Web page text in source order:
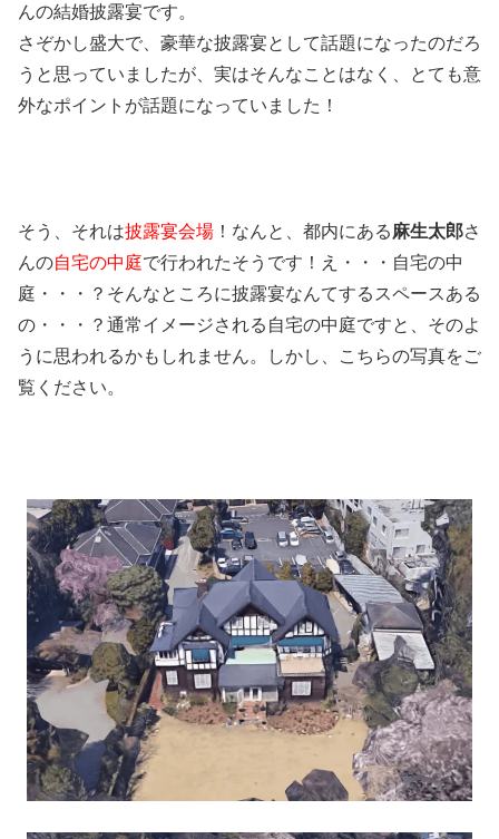
んの結婚披露宴です。
さぞかし盛大で、豪華な披露宴として話題になったのだろ
うと思っていましたが、実はそんなことはなく、とても意
外なポイントが話題になっていました！
そう、それは披露宴会場 ！なんと、都内にある麻生太郎さ
んの自宅の中庭で行われたそうです！え・・・自宅の中
庭・・・？そんなところに披露宴なんてするスペースある
の・・・？通常イメージされる自宅の中庭ですと、そのよ
うに思われるかもしれません。しかし、こちらの写真をご
覧ください。